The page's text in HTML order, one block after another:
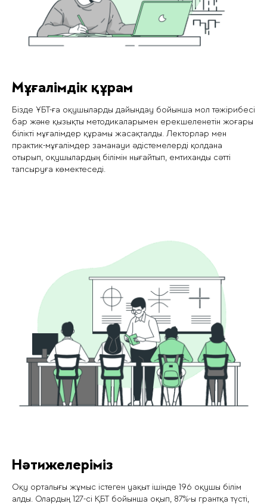
Мұғалімдік құрам
Бізде ҰБТ-ға оқушыларды дайындау бойынша мол тәжірибесі
бар және қызықты методикаларымен ерекшеленетін жоғары
білікті мұғалімдер құрамы жасақталды. Лекторлар мен
практик-мұғалімдер заманауи әдістемелерді қолдана
отырып, оқушылардың білімін нығайтып, емтиханды сәтті
тапсыруға көмектеседі.
Нәтижелеріміз
Оқу орталығы жұмыс істеген уақыт ішінде 196 оқушы білім
алды. Олардың 127-сі ҚБТ бойынша оқып, 87%-ы грантқа түсті,